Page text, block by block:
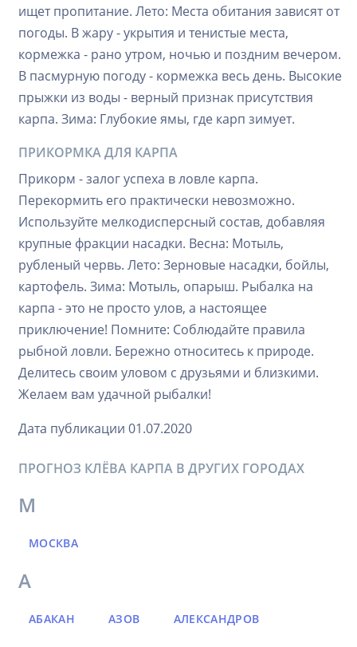
ищет пропитание. Лето: Места обитания зависят от
погоды. В жару - укрытия и тенистые места,
кормежка - рано утром, ночью и поздним вечером.
В пасмурную погоду - кормежка весь день. Высокие
прыжки из воды - верный признак присутствия
карпа. Зима: Глубокие ямы, где карп зимует.
ПРИКОРМКА ДЛЯ КАРПА
Прикорм - залог успеха в ловле карпа.
Перекормить его практически невозможно.
Используйте мелкодисперсный состав, добавляя
крупные фракции насадки. Весна: Мотыль,
рубленый червь. Лето: Зерновые насадки, бойлы,
картофель. Зима: Мотыль, опарыш. Рыбалка на
карпа - это не просто улов, а настоящее
приключение! Помните: Соблюдайте правила
рыбной ловли. Бережно относитесь к природе.
Делитесь своим уловом с друзьями и близкими.
Желаем вам удачной рыбалки!
Дата публикации 01.07.2020
ПРОГНОЗ КЛЁВА КАРПА В ДРУГИХ ГОРОДАХ
М
МОСКВА
А
АБАКАН АЗОВ АЛЕКСАНДРОВ